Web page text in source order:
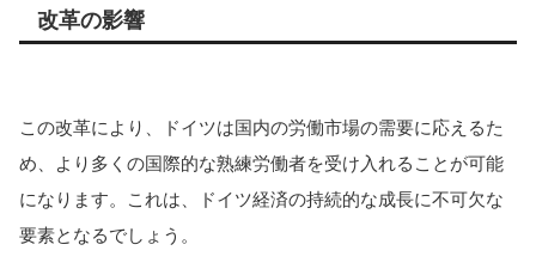
改革の影響
この改革により、ドイツは国内の労働市場の需要に応えるた
め、より多くの国際的な熟練労働者を受け入れることが可能
になります。これは、ドイツ経済の持続的な成長に不可欠な
要素となるでしょう。